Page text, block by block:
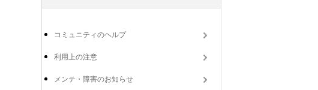
コミュニティのヘルプ
利用上の注意
メンテ・障害のお知らせ